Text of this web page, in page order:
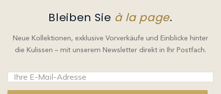
Bleiben Sie à la page.
Neue Kollektionen, exklusive Vorverkäufe und Einblicke hinter
die Kulissen – mit unserem Newsletter direkt in Ihr Postfach.